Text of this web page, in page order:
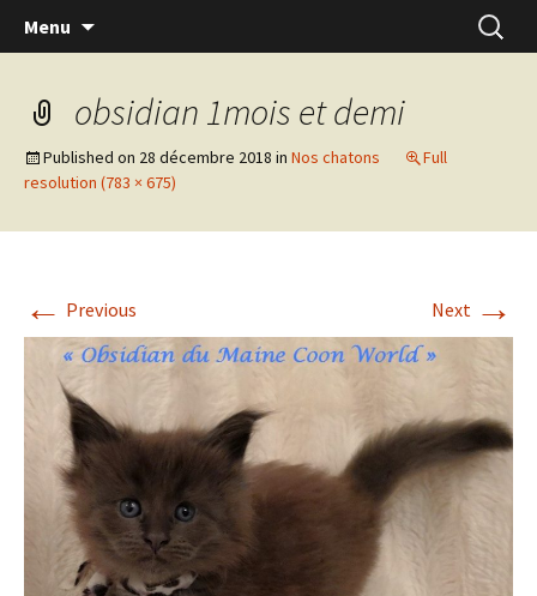
Menu
obsidian 1mois et demi
Published on 28 décembre 2018 in Nos chatons
Full
resolution (783 × 675)
← Previous Next →